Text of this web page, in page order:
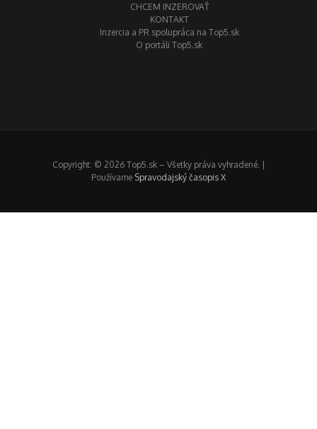
CHCEM INZEROVAŤ
KONTAKT
Inzercia a PR spolupráca na Top5.sk
O portáli Top5.sk
Copyright: © 2026 Top5.sk – Všetky práva vyhradené. |
Používame Spravodajský časopis X